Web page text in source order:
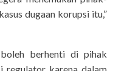
dugaan korupsi itu,”
berhenti di pihak